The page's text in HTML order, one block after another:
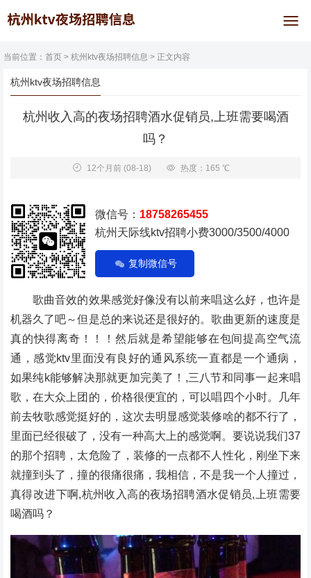
当前位置： 首页 > 杭州ktv夜场招聘信息 > 正文内容
杭州ktv夜场招聘信息
杭州收入高的夜场招聘酒水促销员,上班需要喝酒
吗？
12个月前 (08-18) 热度：165 ℃
微信号： 18758265455
杭州天际线ktv招聘小费3000/3500/4000
复制微信号
歌曲音效的效果感觉好像没有以前来唱这么好，也许是
机器久了吧～但是总的来说还是很好的。歌曲更新的速度是
真的快得离奇！！！然后就是希望能够在包间提高空气流
通，感觉ktv里面没有良好的通风系统一直都是一个通病，
如果纯k能够解决那就更加完美了！,三八节和同事一起来唱
歌，在大众上团的，价格很便宜的，可以唱四个小时。几年
前去牧歌感觉挺好的，这次去明显感觉装修啥的都不行了，
里面已经很破了，没有一种高大上的感觉啊。要说说我们37
的那个招聘，太危险了，装修的一点都不人性化，刚坐下来
就撞到头了，撞的很痛很痛，我相信，不是我一个人撞过，
真得改进下啊,杭州收入高的夜场招聘酒水促销员,上班需要
喝酒吗？